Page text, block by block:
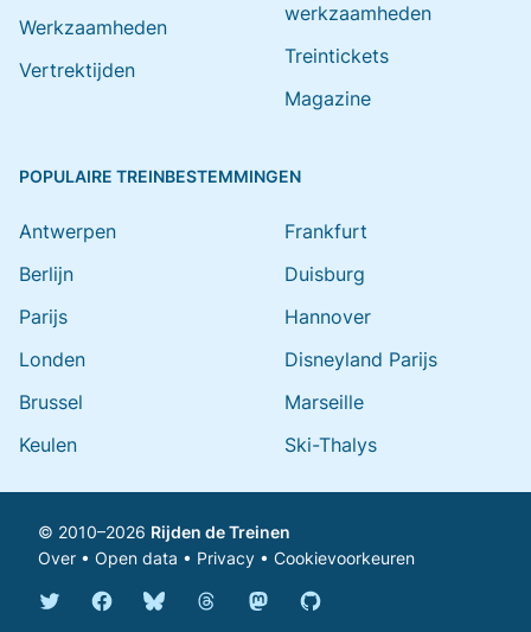
Werkzaamheden
Vertrektijden
werkzaamheden
Treintickets
Magazine
POPULAIRE TREINBESTEMMINGEN
Antwerpen
Berlijn
Parijs
Londen
Brussel
Keulen
Frankfurt
Duisburg
Hannover
Disneyland Parijs
Marseille
Ski-Thalys
© 2010–2026 Rijden de Treinen
Over • Open data • Privacy • Cookievoorkeuren